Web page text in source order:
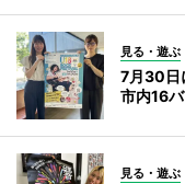
見る・遊ぶ
7月30日
市内16
見る・遊ぶ